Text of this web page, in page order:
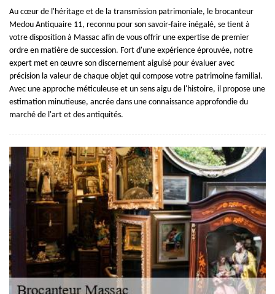
Au cœur de l'héritage et de la transmission patrimoniale, le brocanteur
Medou Antiquaire 11, reconnu pour son savoir-faire inégalé, se tient à
votre disposition à Massac afin de vous offrir une expertise de premier
ordre en matière de succession. Fort d'une expérience éprouvée, notre
expert met en œuvre son discernement aiguisé pour évaluer avec
précision la valeur de chaque objet qui compose votre patrimoine familial.
Avec une approche méticuleuse et un sens aigu de l'histoire, il propose une
estimation minutieuse, ancrée dans une connaissance approfondie du
marché de l'art et des antiquités.